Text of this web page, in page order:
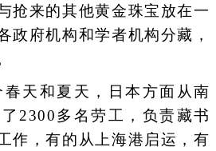
抢来的其他黄金珠宝放在一
政府机构和学者机构分藏，
天和夏天，日本方面从南
2300多名劳工，负责藏书
作，有的从上海港启运，有